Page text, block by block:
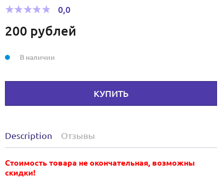
0,0
200 рублей
КУПИТЬ
В наличии
Description Отзывы
Стоимость товара не окончательная, возможны
скидки!